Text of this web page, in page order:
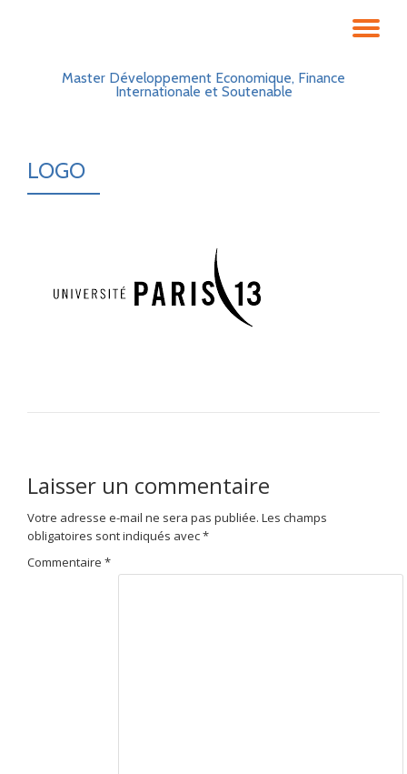
Master Développement Economique, Finance
Internationale et Soutenable
LOGO
Laisser un commentaire
Votre adresse e-mail ne sera pas publiée. Les champs
obligatoires sont indiqués avec*
Commentaire *